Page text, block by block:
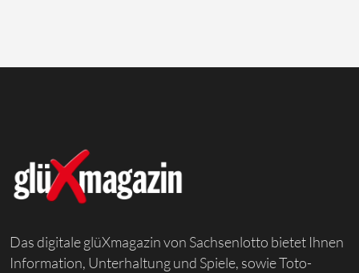
Das digitale glüXmagazin von Sachsenlotto bietet Ihnen
Information, Unterhaltung und Spiele, sowie Toto-